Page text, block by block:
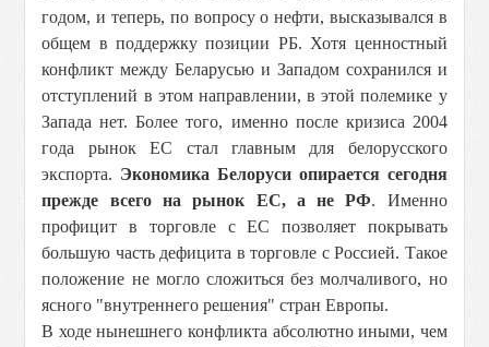
годом, и теперь, по вопросу о нефти, высказывался в
общем в поддержку позиции РБ. Хотя ценностный
конфликт между Беларусью и Западом сохранился и
отступлений в этом направлении, в этой полемике у
Запада нет. Более того, именно после кризиса 2004
года рынок ЕС стал главным для белорусского
экспорта. Экономика Белоруси опирается сегодня
прежде всего на рынок ЕС, а не РФ. Именно
профицит в торговле с ЕС позволяет покрывать
большую часть дефицита в торговле с Россией. Такое
положение не могло сложиться без молчаливого, но
ясного "внутреннего решения" стран Европы.
В ходе нынешнего конфликта абсолютно иными, чем